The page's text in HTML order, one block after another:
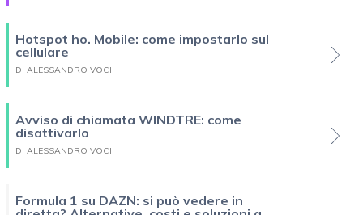
Hotspot ho. Mobile: come impostarlo sul
cellulare
DI ALESSANDRO VOCI
Avviso di chiamata WINDTRE: come
disattivarlo
DI ALESSANDRO VOCI
Formula 1 su DAZN: si può vedere in